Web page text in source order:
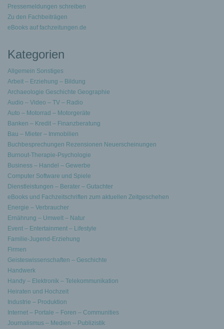
Pressemeldungen schreiben
Zu den Fachbeiträgen
eBooks auf fachzeitungen.de
Kategorien
Allgemein Sonstiges
Arbeit – Erziehung – Bildung
Archaeologie Geschichte Geographie
Audio – Video – TV – Radio
Auto – Motorrad – Motorgeräte
Banken – Kredit – Finanzberatung
Bau – Mieter – Immobilien
Buchbesprechungen Rezensionen Neuerscheinungen
Burnout-Therapie-Psychologie
Business – Handel – Gewerbe
Computer Software und Spiele
Dienstleistungen – Berater – Gutachter
eBooks und Fachzeitschriften zum aktuellen Zeitgeschehen
Energie – Verbraucher
Ernährung – Umwelt – Natur
Event – Entertainment – Lifestyle
Familie-Jugend-Erziehung
Firmen
Geisteswissenschaften – Geschichte
Handwerk
Handy – Elektronik – Telekommunikation
Heiraten und Hochzeit
Industrie – Produktion
Internet – Portale – Foren – Communities
Journalismus – Medien – Publizistik